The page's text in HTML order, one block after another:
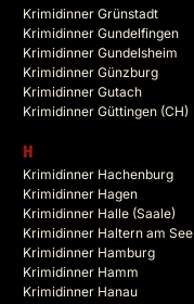
Krimidinner Grünstadt
Krimidinner Gundelfingen
Krimidinner Gundelsheim
Krimidinner Günzburg
Krimidinner Gutach
Krimidinner Güttingen (CH)
H
Krimidinner Hachenburg
Krimidinner Hagen
Krimidinner Halle (Saale)
Krimidinner Haltern am See
Krimidinner Hamburg
Krimidinner Hamm
Krimidinner Hanau